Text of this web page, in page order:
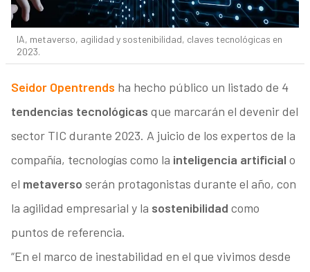
IA, metaverso, agilidad y sostenibilidad, claves tecnológicas en
2023.
Seidor Opentrends ha hecho público un listado de 4
tendencias tecnológicas que marcarán el devenir del
sector TIC durante 2023. A juicio de los expertos de la
compañía, tecnologías como la inteligencia artificial o
el metaverso serán protagonistas durante el año, con
la agilidad empresarial y la sostenibilidad como
puntos de referencia.
“En el marco de inestabilidad en el que vivimos desde